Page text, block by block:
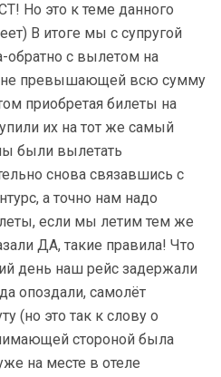
Но это к теме данного
В итоге мы с супругой
обратно с вылетом на
превышающей всю сумму
приобретая билеты на
их на тот же самый
были вылетать
снова связавшись с
а точно нам надо
если мы летим тем же
ДА, такие правила! Что
день наш рейс задержали
опоздали, самолёт
(но это так к слову о
стороной была
на месте в отеле